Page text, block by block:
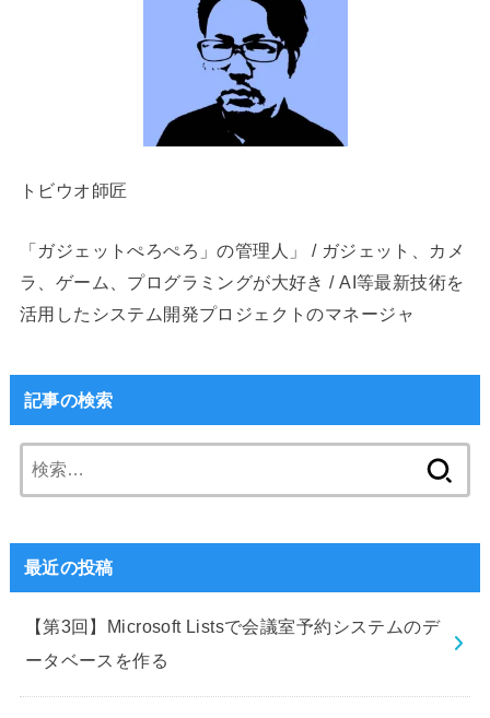
トビウオ師匠
「ガジェットぺろぺろ」の管理人」 / ガジェット、カメ
ラ、ゲーム、プログラミングが大好き / AI等最新技術を
活用したシステム開発プロジェクトのマネージャ
記事の検索
索:
最近の投稿
【第3回】Microsoft Listsで会議室予約システムのデ
ータベースを作る